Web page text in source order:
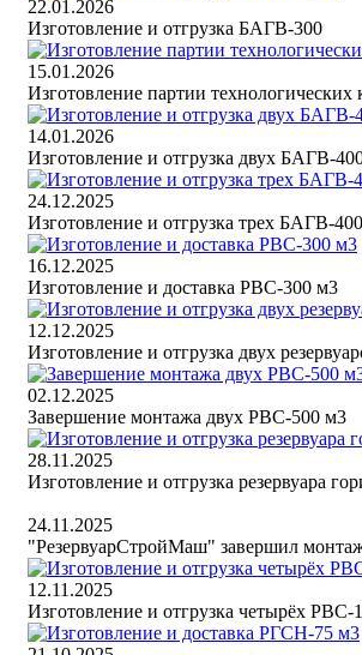
22.01.2026
Изготовление и отгрузка БАГВ-300
15.01.2026
Изготовление партии технологических
14.01.2026
Изготовление и отгрузка двух БАГВ-
24.12.2025
Изготовление и отгрузка трех БАГВ-
16.12.2025
Изготовление и доставка РВС-300 м3
12.12.2025
Изготовление и отгрузка двух
02.12.2025
Завершение монтажа двух РВС-500 м3
28.11.2025
Изготовление и отгрузка резервуара
24.11.2025
"РезервуарСтройМаш" завершил
12.11.2025
Изготовление и отгрузка четырёх РВС-